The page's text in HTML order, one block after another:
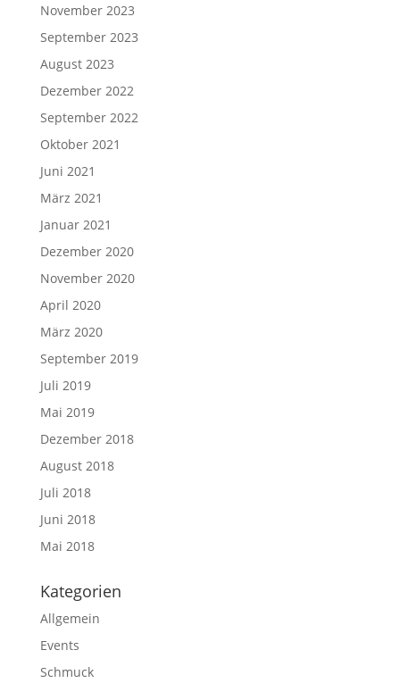
November 2023
September 2023
August 2023
Dezember 2022
September 2022
Oktober 2021
Juni 2021
März 2021
Januar 2021
Dezember 2020
November 2020
April 2020
März 2020
September 2019
Juli 2019
Mai 2019
Dezember 2018
August 2018
Juli 2018
Juni 2018
Mai 2018
Kategorien
Allgemein
Events
Schmuck